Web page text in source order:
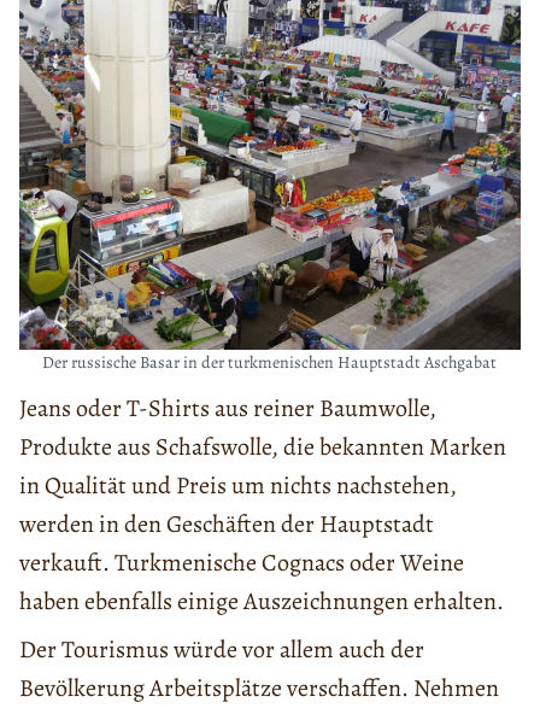
Der russische Basar in der turkmenischen Hauptstadt Aschgabat
Jeans oder T-Shirts aus reiner Baumwolle,
Produkte aus Schafswolle, die bekannten Marken
in Qualität und Preis um nichts nachstehen,
werden in den Geschäften der Hauptstadt
verkauft. Turkmenische Cognacs oder Weine
haben ebenfalls einige Auszeichnungen erhalten.
Der Tourismus würde vor allem auch der
Bevölkerung Arbeitsplätze verschaffen. Nehmen